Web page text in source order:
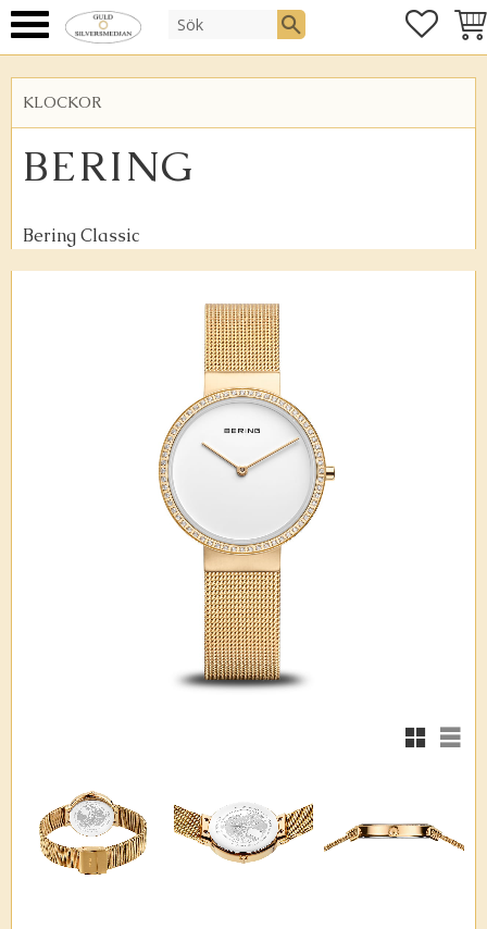
KLOCKOR
BERING
Bering Classic
Rutnätsvy